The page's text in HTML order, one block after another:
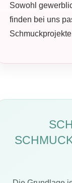
Sowohl
finden bei uns